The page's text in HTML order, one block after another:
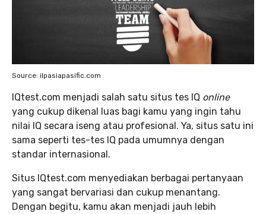
Source: ilpasiapasific.com
IQtest.com menjadi salah satu situs tes IQ online
yang cukup dikenal luas bagi kamu yang ingin tahu
nilai IQ secara iseng atau profesional. Ya, situs satu ini
sama seperti tes-tes IQ pada umumnya dengan
standar internasional.
Situs IQtest.com menyediakan berbagai pertanyaan
yang sangat bervariasi dan cukup menantang.
Dengan begitu, kamu akan menjadi jauh lebih